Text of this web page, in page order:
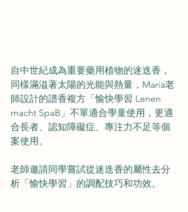
自中世紀成為重要藥用植物的迷迭香，
同樣滿溢著太陽的光能與熱量，Maria老
師設計的譜香複方「愉快學習 Lenen
macht SpaB」不單適合學童使用，更適
合長者、認知障礙症、專注力不足等個
案使用。
老師邀請同學嘗試從迷迭香的屬性去分
析「愉快學習」的調配技巧和功效。